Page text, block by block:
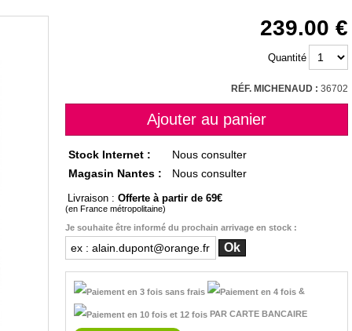
239.00
Quantité
RÉF. MICHENAUD : 36702
Stock Internet :
Nous consulter
Magasin Nantes :
Nous consulter
Livraison : Offerte à partir de 69
(en France métropolitaine)
Je souhaite être informé du prochain arrivage en stock :
&
PAR CARTE BANCAIRE